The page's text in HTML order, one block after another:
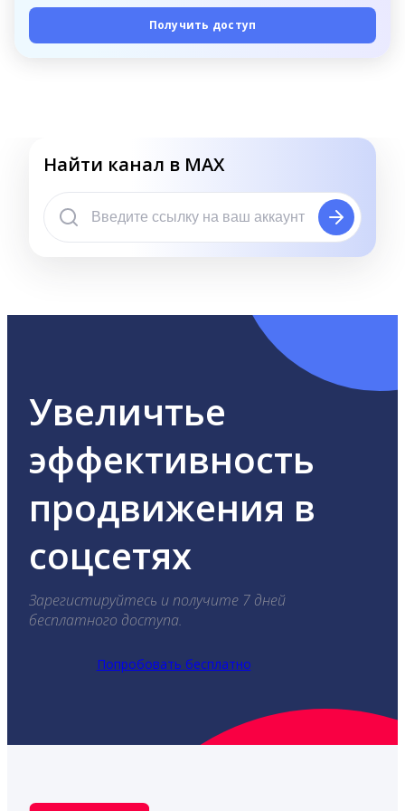
Получить доступ
Найти канал в MAX
Увеличтье
эффективность
продвижения в
соцсетях
Зарегистируйтесь и получите 7 дней
бесплатного доступа.
Попробовать бесплатно